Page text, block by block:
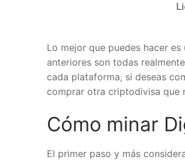
Lo mejor que puedes hacer
anteriores son todas
cada plataforma, si deseas
comprar otra criptodivisa que
Cómo minar
El primer paso y más